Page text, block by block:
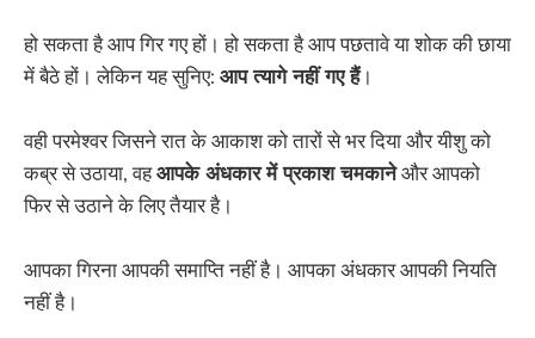
हो सकता है आप गिर गए हों। हो सकता है आप पछतावे या शोक की छाया
में बैठे हों। लेकिन यह सुनिए: आप त्यागे नहीं गए हैं।
वही परमेश्वर जिसने रात के आकाश को तारों से भर दिया और यीशु को
कब्र से उठाया, वहआपके अंधकार में प्रकाश चमकानेऔर आपको
फिर से उठाने के लिए तैयार है।
आपका गिरना आपकी समाप्ति नहीं है। आपका अंधकार आपकी नियति
नहीं है।